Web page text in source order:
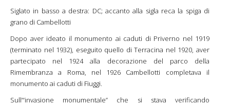
Siglato in basso a destra: DC; accanto alla sigla reca la spiga di
grano di Cambellotti
Dopo aver ideato il monumento ai caduti di Priverno nel 1919
(terminato nel 1932), eseguito quello di Terracina nel 1920, aver
partecipato nel 1924 alla decorazione del parco della
Rimembranza a Roma, nel 1926 Cambellotti completava il
monumento ai caduti di Fiuggi.
Sull’“invasione monumentale” che si stava verificando